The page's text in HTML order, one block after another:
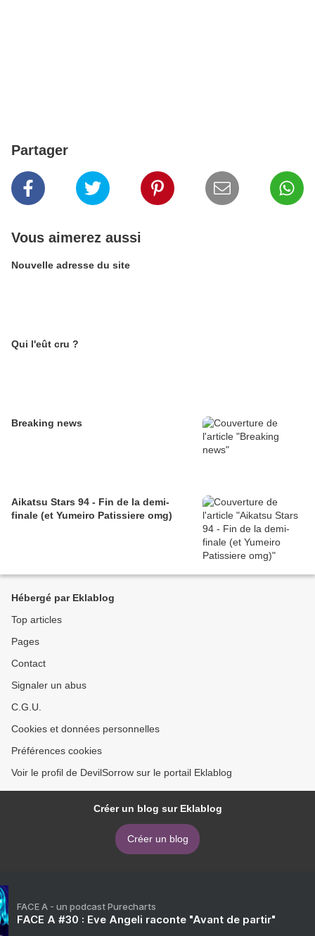
Partager
Vous aimerez aussi
Nouvelle adresse du site
Qui l'eût cru ?
Breaking news
Aikatsu Stars 94 - Fin de la demi-
finale (et Yumeiro Patissiere omg)
Hébergé par Eklablog
Top articles
Pages
Contact
Signaler un abus
C.G.U.
Cookies et données personnelles
Préférences cookies
Voir le profil de DevilSorrow sur le portail Eklablog
Créer un blog sur Eklablog
Créer un blog
FACE A - un podcast Purecharts
FACE A #30 : Eve Angeli raconte "Avant de partir"